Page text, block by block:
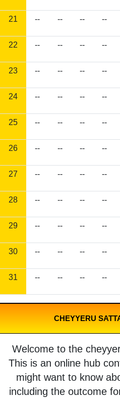
21 -- -- -- --
22 -- -- -- --
23 -- -- -- --
24 -- -- -- --
25 -- -- -- --
26 -- -- -- --
27 -- -- -- --
28 -- -- -- --
29 -- -- -- --
30 -- -- -- --
31 -- -- -- --
CHEYYERU
Welcome to the
This is an online hub
might want to know
including the outcome